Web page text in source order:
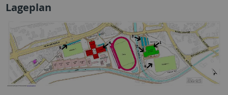
Lageplan